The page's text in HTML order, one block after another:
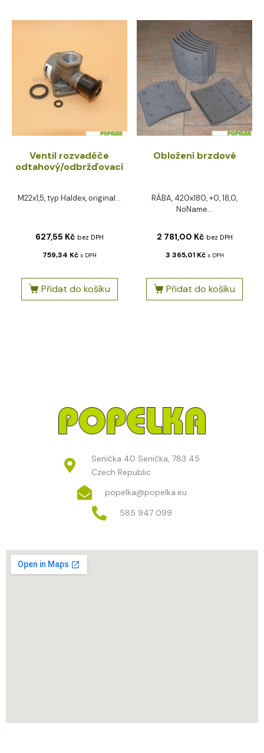
Ventil rozvaděče
odtahový/odbržďovací
M22x1,5, typ Haldex, original...
627,55 Kč bez DPH
759,34 Kč s DPH
Přidat do košíku
Obložení brzdové
RÁBA, 420x180, +0, 18,0,
NoName...
2 781,00 Kč bez DPH
3 365,01 Kč s DPH
Přidat do košíku
Senička 40 Senička, 783 45
Czech Republic
popelka@popelka.eu
585 947 099